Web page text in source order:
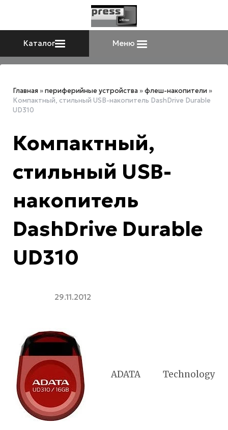
Каталог Меню
Главная »периферийные устройства »флеш-накопители »
Компактный, стильный USB-накопитель DashDrive Durable
UD310
Компактный,
стильный USB-
накопитель
DashDrive Durable
UD310
29.11.2012
ADATA Technology